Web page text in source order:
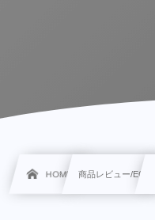
HOME 商品レビュー/EC